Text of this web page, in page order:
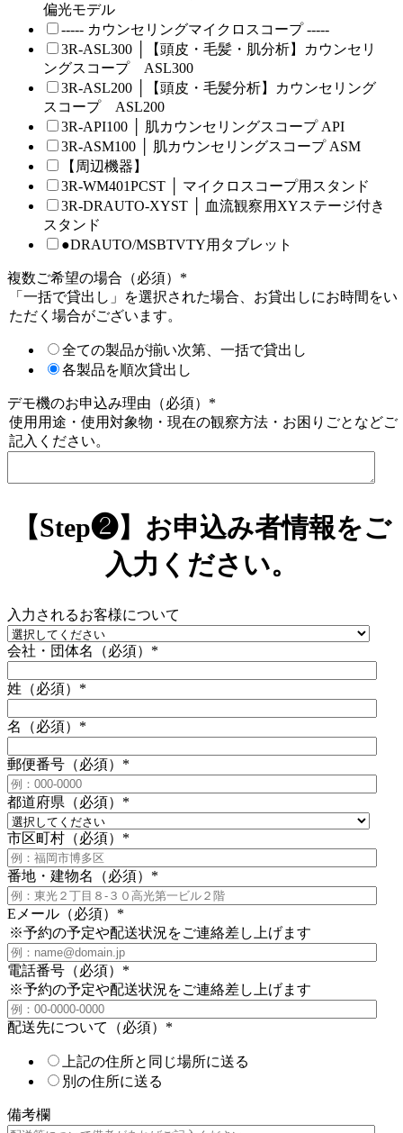
偏光モデル
----- カウンセリングマイクロスコープ -----
3R-ASL300 │【頭皮・毛髪・肌分析】カウンセリ
ングスコープ ASL300
3R-ASL200 │【頭皮・毛髪分析】カウンセリング
スコープ ASL200
3R-API100 │ 肌カウンセリングスコープ API
3R-ASM100 │ 肌カウンセリングスコープ ASM
【周辺機器】
3R-WM401PCST │ マイクロスコープ用スタンド
3R-DRAUTO-XYST │ 血流観察用XYステージ付き
スタンド
●DRAUTO/MSBTVTY用タブレット
複数ご希望の場合（必須） *
「一括で貸出し」を選択された場合、お貸出しにお時間をい
ただく場合がございます。
全ての製品が揃い次第、一括で貸出し
各製品を順次貸出し
デモ機のお申込み理由（必須） *
使用用途・使用対象物・現在の観察方法・お困りごとなどご
記入ください。
【Step❷】お申込み者情報をご
入力ください。
入力されるお客様について
会社・団体名（必須） *
姓（必須） *
名（必須） *
郵便番号（必須） *
都道府県（必須） *
市区町村（必須） *
番地・建物名（必須） *
Eメール（必須） *
※予約の予定や配送状況をご連絡差し上げます
電話番号（必須） *
※予約の予定や配送状況をご連絡差し上げます
配送先について（必須） *
上記の住所と同じ場所に送る
別の住所に送る
備考欄